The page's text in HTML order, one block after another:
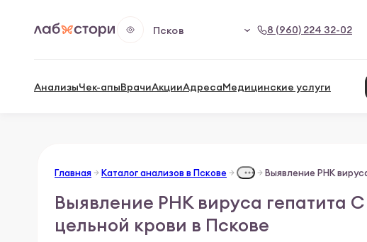
Псков 8 (960) 224 32-02
АнализыЧек-апыВрачиАкцииАдресаМедицинские услуги
Главная Каталог анализов в Пскове
Выявление РНК вируса гепатита С
цельной крови в Пскове